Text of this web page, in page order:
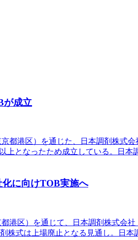
が成立
港区）を通じた、日本調剤株式
上となったため成立している。日
に向けTOB実施へ
港区）を通じて、日本調剤株式会
株式は上場廃止となる見通し。日